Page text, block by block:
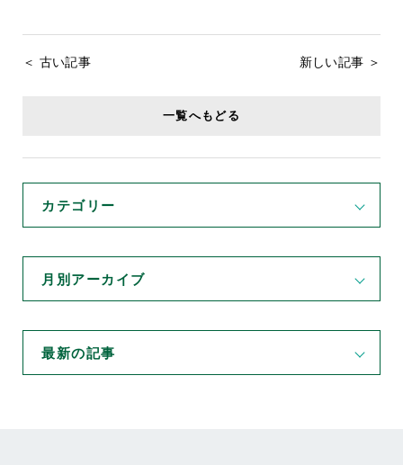
＜ 古い記事 新しい記事 ＞
一覧へもどる
カテゴリー
月別アーカイブ
最新の記事